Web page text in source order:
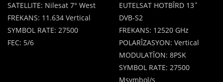
SATELLITE: Nilesat 7° West
FREKANS: 11.634 Vertical
SYMBOL RATE: 27500
FEC: 5/6
EUTELSAT HOTBÎRD 13˚
DVB-S2
FREKANS: 12520 GHz
POLARÎZASYON: Vertical
MODULATÎON: 8PSK
SYMBOL RATE: 27500
Msymbol/s